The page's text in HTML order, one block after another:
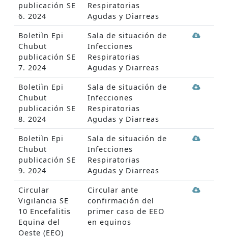
publicación SE
6. 2024
Respiratorias
Agudas y Diarreas
Boletiìn Epi
Chubut
publicación SE
7. 2024
Sala de situación de
Infecciones
Respiratorias
Agudas y Diarreas
Boletiìn Epi
Chubut
publicación SE
8. 2024
Sala de situación de
Infecciones
Respiratorias
Agudas y Diarreas
Boletiìn Epi
Chubut
publicación SE
9. 2024
Sala de situación de
Infecciones
Respiratorias
Agudas y Diarreas
Circular
Vigilancia SE
10 Encefalitis
Equina del
Oeste (EEO)
Circular ante
confirmación del
primer caso de EEO
en equinos